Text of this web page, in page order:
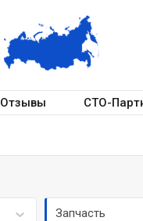
Отзывы СТО-
Запчасть